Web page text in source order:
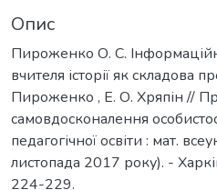
Опис
Пироженко О. С.
вчителя історії як складова
Пироженко , Е. О. Хряпін //
самовдосконалення
педагогічної освіти : мат.
листопада 2017 року). -
224-229.